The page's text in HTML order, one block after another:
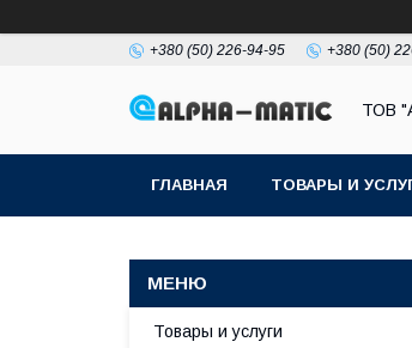
+380 (50) 226-94-95 +380 (50)
ТОВ
ГЛАВНАЯ ТОВАРЫ И
Товары и услуги